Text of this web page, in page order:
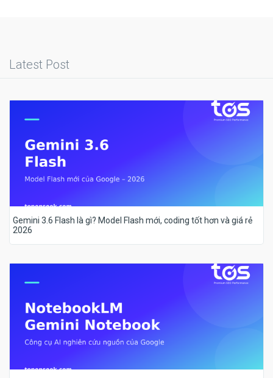
Latest Post
Gemini 3.6 Flash là gì? Model Flash mới, coding tốt hơn và giá rẻ
2026